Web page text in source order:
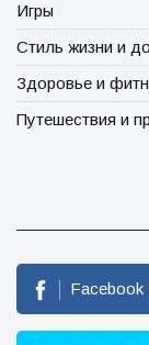
Игры
Стиль жизни и
Здоровье и
Путешествия и
Facebook